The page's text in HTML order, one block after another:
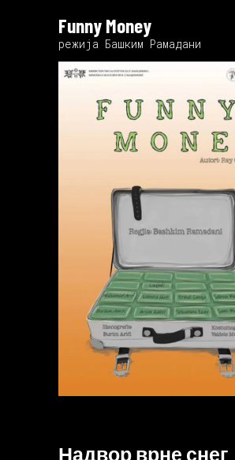
Funny Money
режија Башким Рамадани
Надвор врне снег